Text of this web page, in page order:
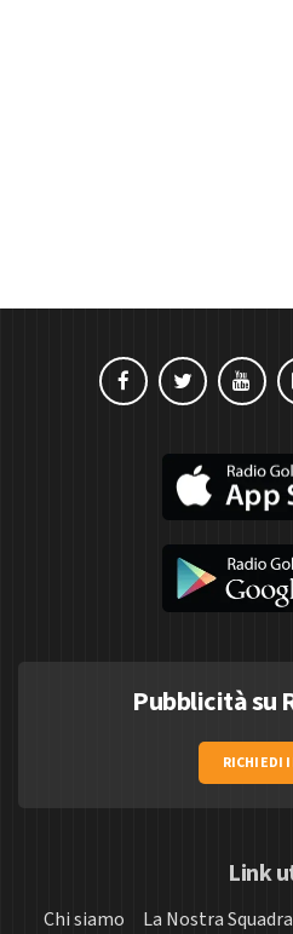
Pubblicità su
RICHIEDI
Link
Chi siamo La Nostra Squadra